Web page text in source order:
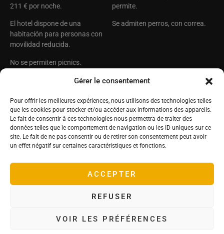
Gérer le consentement
Pour offrir les meilleures expériences, nous utilisons des technologies telles
que les cookies pour stocker et/ou accéder aux informations des appareils.
Le fait de consentir à ces technologies nous permettra de traiter des
données telles que le comportement de navigation ou les ID uniques sur ce
site. Le fait de ne pas consentir ou de retirer son consentement peut avoir
un effet négatif sur certaines caractéristiques et fonctions.
ACCEPTER
REFUSER
VOIR LES PRÉFÉRENCES
211 € por noche.
El hotel dispone de una
habitación para personas con
movilidad reducida.
No se permiten picnics.
permite.
Se admiten perros, con correa.
Castillo Hôtel de la
25, rue de La Bourdaisière
37270 Montlouis sur Loire ,
Francia
Tel: +33(0)2 47 45 16 31
contact@labourdaisiere.com
Coordenadas GPS :
Información legal
El Grupo Deyrolle
Deyrolle Territorios
El Príncipe Jardinero
Conservatorio de tomates
¡Síguenos!